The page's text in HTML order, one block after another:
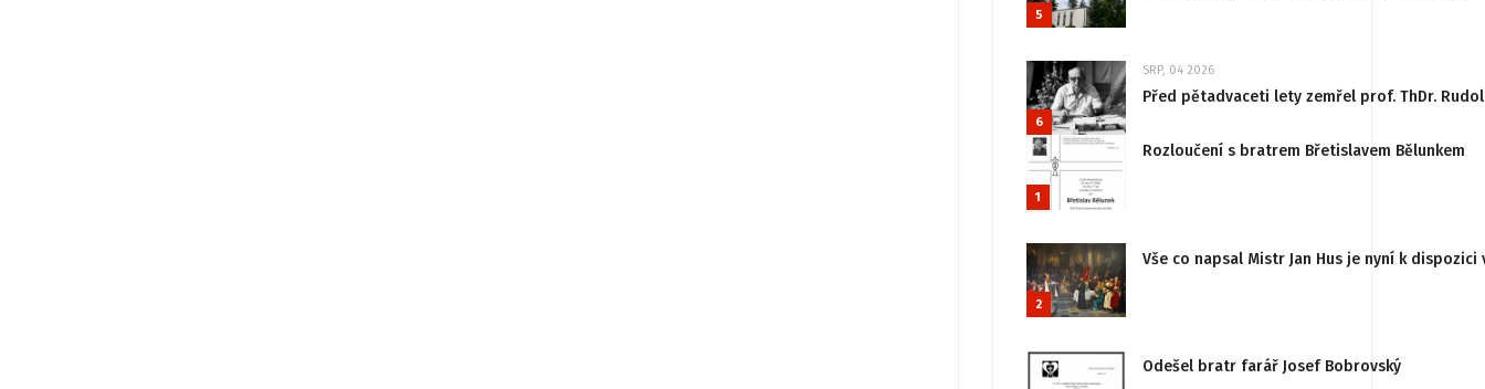
5
6
SRP, 04 2026
Před pětadvaceti lety zemřel prof. ThDr.
1
Rozloučení s bratrem Břetislavem Bělunkem
2
Vše co napsal Mistr Jan Hus je nyní k
Odešel bratr farář Josef Bobrovský